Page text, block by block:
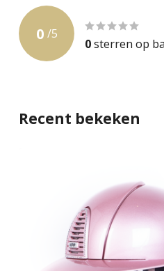
0 /5
0sterren op
Recent bekeken